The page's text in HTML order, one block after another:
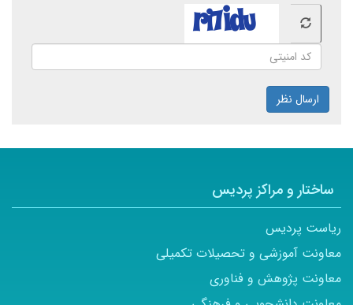
ارسال نظر
ساختار و مراکز پردیس
ریاست پردیس
معاونت آموزشی و تحصیلات تکمیلی
معاونت پژوهش و فناوری